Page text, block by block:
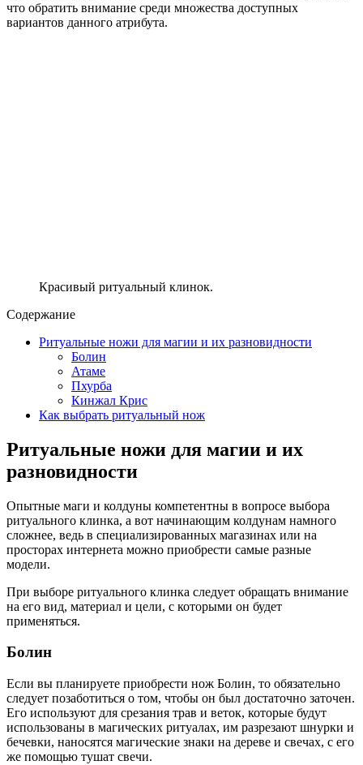
что обратить внимание среди множества доступных
вариантов данного атрибута.
Красивый ритуальный клинок.
Содержание
Ритуальные ножи для магии и их разновидности
Болин
Атаме
Пхурба
Кинжал Крис
Как выбрать ритуальный нож
Ритуальные ножи для магии и их
разновидности
Опытные маги и колдуны компетентны в вопросе выбора
ритуального клинка, а вот начинающим колдунам намного
сложнее, ведь в специализированных магазинах или на
просторах интернета можно приобрести самые разные
модели.
При выборе ритуального клинка следует обращать внимание
на его вид, материал и цели, с которыми он будет
применяться.
Болин
Если вы планируете приобрести нож Болин, то обязательно
следует позаботиться о том, чтобы он был достаточно заточен.
Его используют для срезания трав и веток, которые будут
использованы в магических ритуалах, им разрезают шнурки и
бечевки, наносятся магические знаки на дереве и свечах, с его
же помощью тушат свечи.